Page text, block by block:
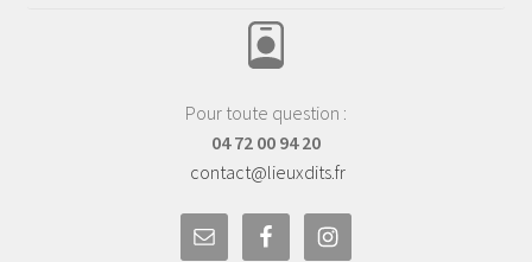
Pour toute question :
04 72 00 94 20
contact@lieuxdits.fr